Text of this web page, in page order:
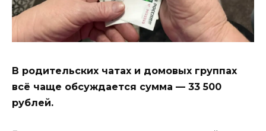
В родительских чатах и домовых группах
всё чаще обсуждается сумма — 33 500
рублей.